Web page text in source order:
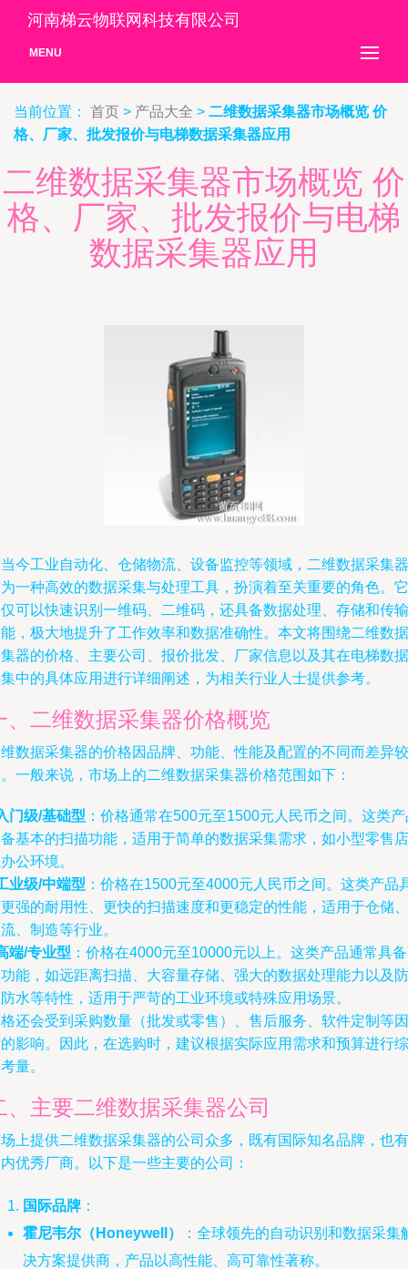
河南梯云物联网科技有限公司
MENU
当前位置： 首页 > 产品大全 > 二维数据采集器市场概览 价
格、厂家、批发报价与电梯数据采集器应用
二维数据采集器市场概览 价
格、厂家、批发报价与电梯
数据采集器应用
今工业自动化、仓储物流、设备监控等领域，二维数据采集器
一种高效的数据采集与处理工具，扮演着至关重要的角色。它
可以快速识别一维码、二维码，还具备数据处理、存储和传输
，极大地提升了工作效率和数据准确性。本文将围绕二维数据
器的价格、主要公司、报价批发、厂家信息以及其在电梯数据
中的具体应用进行详细阐述，为相关行业人士提供参考。
、二维数据采集器价格概览
数据采集器的价格因品牌、功能、性能及配置的不同而差异较
一般来说，市场上的二维数据采集器价格范围如下：
门级/基础型 ：价格通常在500元至1500元人民币之间。这类
基本的扫描功能，适用于简单的数据采集需求，如小型零售店
公环境。
业级/中端型 ：价格在1500元至4000元人民币之间。这类产品
强的耐用性、更快的扫描速度和更稳定的性能，适用于仓储、
、制造等行业。
端/专业型 ：价格在4000元至10000元以上。这类产品通常具
能，如远距离扫描、大容量存储、强大的数据处理能力以及防
水等特性，适用于严苛的工业环境或特殊应用场景。
还会受到采购数量（批发或零售）、售后服务、软件定制等因
影响。因此，在选购时，建议根据实际应用需求和预算进行综
量。
、主要二维数据采集器公司
上提供二维数据采集器的公司众多，既有国际知名品牌，也有
优秀厂商。以下是一些主要的公司：
国际品牌 ：
霍尼韦尔（Honeywell）
：全球领先的自动识别和数据采集
决方案提供商，产品以高性能、高可靠性著称。